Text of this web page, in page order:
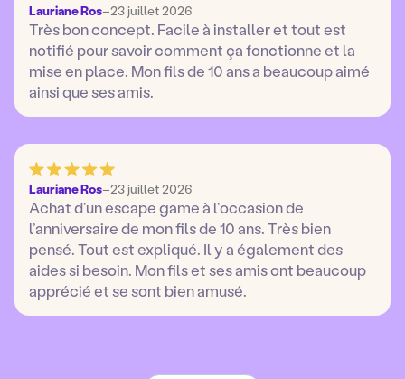
Lauriane Ros–23 juillet 2026
Très bon concept. Facile à installer et tout est
notifié pour savoir comment ça fonctionne et la
mise en place. Mon fils de 10 ans a beaucoup aimé
ainsi que ses amis.
Lauriane Ros–23 juillet 2026
Achat d’un escape game à l’occasion de
l’anniversaire de mon fils de 10 ans. Très bien
pensé. Tout est expliqué. Il y a également des
aides si besoin. Mon fils et ses amis ont beaucoup
apprécié et se sont bien amusé.